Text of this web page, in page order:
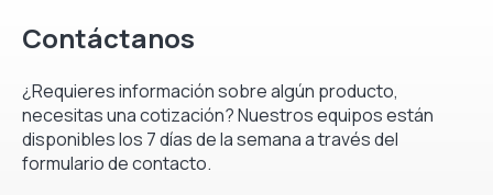
Contáctanos
¿Requieres información sobre algún producto,
necesitas una cotización? Nuestros equipos están
disponibles los 7 días de la semana a través del
formulario de contacto.